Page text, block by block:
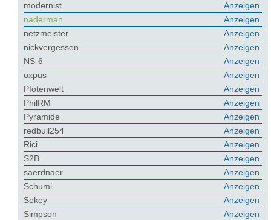
Anzeigen
modernist
Anzeigen
naderman
Anzeigen
netzmeister
Anzeigen
nickvergessen
Anzeigen
NS-6
Anzeigen
oxpus
Anzeigen
Pfotenwelt
Anzeigen
PhilRM
Anzeigen
Pyramide
Anzeigen
redbull254
Anzeigen
Rici
Anzeigen
S2B
Anzeigen
saerdnaer
Anzeigen
Schumi
Anzeigen
Sekey
Anzeigen
Simpson